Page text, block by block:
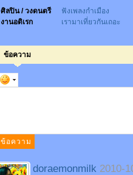
ศิลปิน / วงดนตรี
ฟังเพลงกำเมือง
งานอดิเรก
เรามาเที่ยวกันเถอะ
ข้อความ
doraemonmilk 2010-